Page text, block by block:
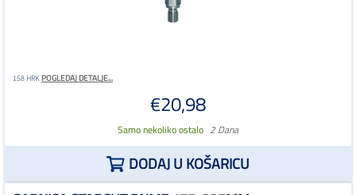
158 HRKPOGLEDAJ DETALJE...
€20,98
Samo nekoliko ostalo 2 Dana
DODAJ U KOŠARICU